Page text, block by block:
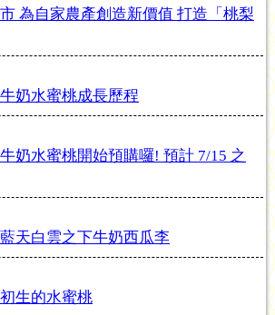
為自家農產創造新價值 打造「桃梨
牛奶水蜜桃成長歷程
牛奶水蜜桃開始預購囉! 預計 7/15 之
藍天白雲之下牛奶西瓜李
生的水蜜桃